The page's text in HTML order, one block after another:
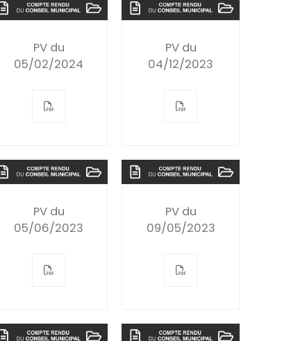
PV du
05/02/2024
PV du
04/12/2023
PV du
05/06/2023
PV du
09/05/2023